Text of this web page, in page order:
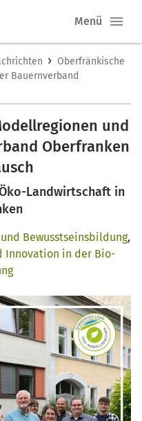
Menü
› Oberfränkische
Bauernverband
und
Oberfranken
Landwirtschaft in
Bewusstseinsbildung,
Innovation in der Bio-